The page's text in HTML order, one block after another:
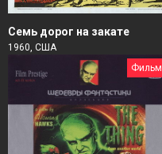
Семь дорог на закате
1960, США
Фильм